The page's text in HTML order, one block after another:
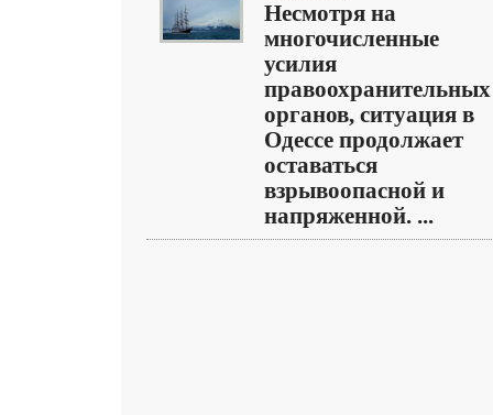
Несмотря на
многочисленные
усилия
правоохранительных
органов, ситуация в
Одессе продолжает
оставаться
взрывоопасной и
напряженной. ...